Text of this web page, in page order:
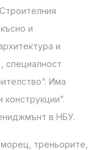
и
и
специалност
Има
в НБУ.
треньорите,